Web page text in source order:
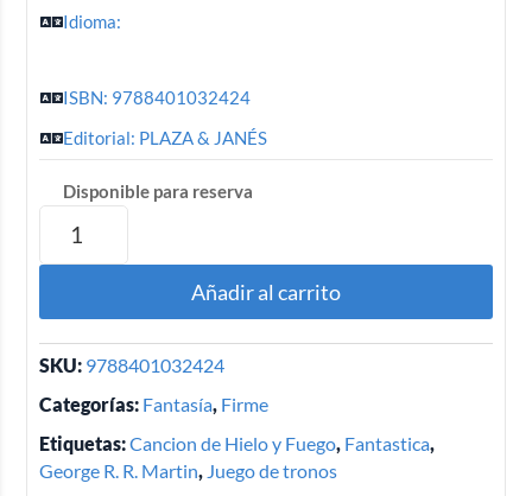
Idioma:
ISBN: 9788401032424
Editorial: PLAZA & JANÉS
Disponible para reserva
Añadir al carrito
SKU: 9788401032424
Categorías: Fantasía, Firme
Etiquetas:Cancion de Hielo y Fuego, Fantastica,
George R. R. Martin, Juego de tronos